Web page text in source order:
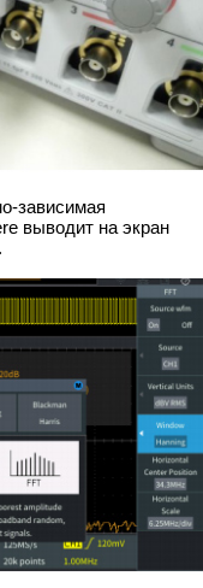
зависимая
выводит на экран